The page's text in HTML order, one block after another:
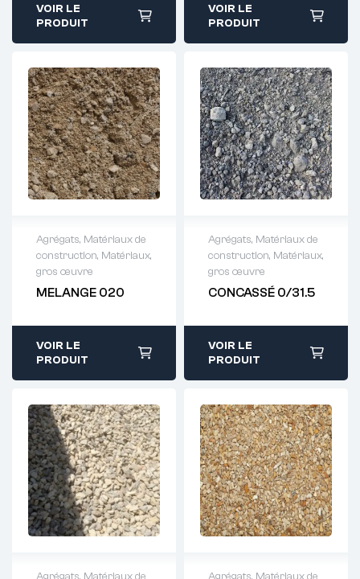
VOIR LE
PRODUIT
VOIR LE
PRODUIT
Agrégats, Matériaux de
construction, Matériaux,
gros œuvre
MELANGE 020
Demande de
93 38
VOIR LE
PRODUIT
Agrégats, Matériaux de
construction, Matériaux,
gros œuvre
CONCASSÉ 0/31.5
Demande de
devis : 01 64 88
93 38
VOIR LE
PRODUIT
Agrégats, Matériaux de
Agrégats, Matériaux de